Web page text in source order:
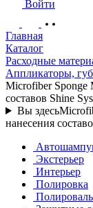
Войти
Главная
Каталог
Расходные
Аппликаторы,
Microfiber Sponge
составов Shine
Вы здесь
нанесения
Экстерьер
Интерьер
Полировка